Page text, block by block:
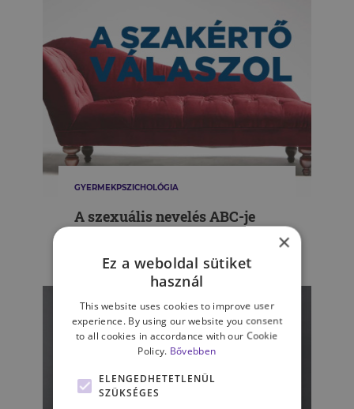
GYERMEKPSZICHOLÓGIA
A szexuális nevelés ABC-je
KÁROLY FRUZSINA
×
Ez a weboldal sütiket
használ
This website uses cookies to improve user
experience. By using our website you consent
to all cookies in accordance with our Cookie
Policy. Bővebben
ELENGEDHETETLENÜL
SZÜKSÉGES